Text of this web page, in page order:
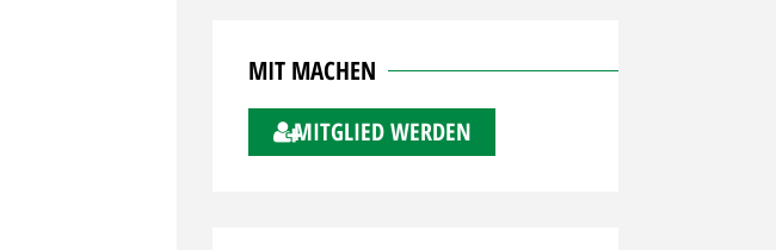
MIT MACHEN
MITGLIED WERDEN